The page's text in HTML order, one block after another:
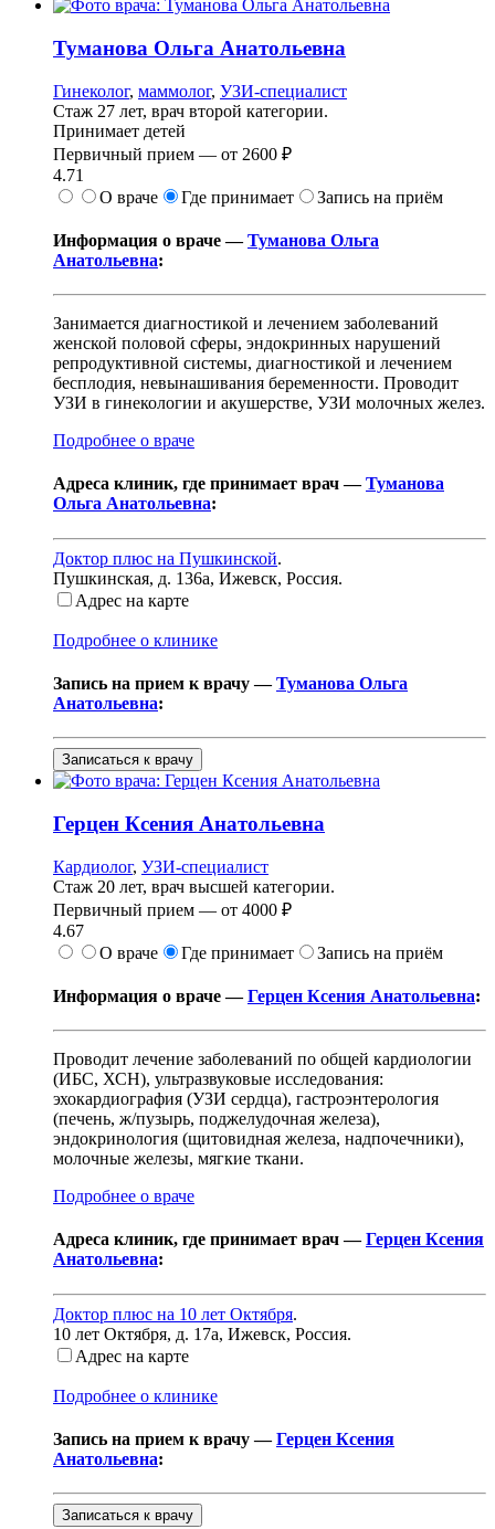
Туманова Ольга Анатольевна
Гинеколог, маммолог, УЗИ-специалист
Стаж 27 лет, врач второй категории.
Принимает детей
Первичный прием — от 2600 ₽
4.71
О враче
Где принимает Запись на приём
Информация о враче —Туманова Ольга
Анатольевна:
Занимается диагностикой и лечением заболеваний
женской половой сферы, эндокринных нарушений
репродуктивной системы, диагностикой и лечением
бесплодия, невынашивания беременности. Проводит
УЗИ в гинекологии и акушерстве, УЗИ молочных желез.
Подробнее о враче
Адреса клиник, где принимает врач —Туманова
Ольга Анатольевна:
Доктор плюс на Пушкинской.
Пушкинская, д. 136а, Ижевск, Россия.
Адрес на карте
Подробнее о клинике
Запись на прием к врачу —Туманова Ольга
Анатольевна:
Записаться к врачу
Герцен Ксения Анатольевна
Кардиолог, УЗИ-специалист
Стаж 20 лет, врач высшей категории.
Первичный прием — от 4000 ₽
4.67
О враче
Где принимает Запись на приём
Информация о враче —Герцен Ксения Анатольевна:
Проводит лечение заболеваний по общей кардиологии
(ИБС, ХСН), ультразвуковые исследования:
эхокардиография (УЗИ сердца), гастроэнтерология
(печень, ж/пузырь, поджелудочная железа),
эндокринология (щитовидная железа, надпочечники),
молочные железы, мягкие ткани.
Подробнее о враче
Адреса клиник, где принимает врач —Герцен Ксения
Анатольевна:
Доктор плюс на 10 лет Октября.
10 лет Октября, д. 17а, Ижевск, Россия.
Адрес на карте
Подробнее о клинике
Запись на прием к врачу —Герцен Ксения
Анатольевна:
Записаться к врачу